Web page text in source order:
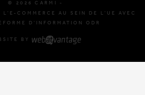
© 2026 CARMI -
L'E-COMMERCE AU SEIN DE L'UE AVEC
D'INFORMATION ODR
BY